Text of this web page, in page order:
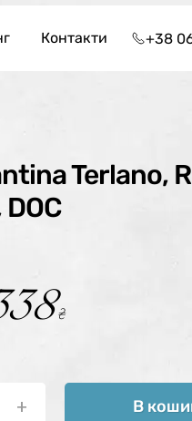
Контакти +38
Terlano,
DOC
₴
+ В